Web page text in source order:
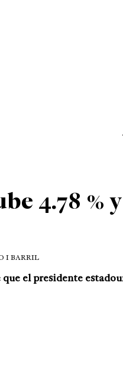
4.78 %
I BARRIL
que el presidente